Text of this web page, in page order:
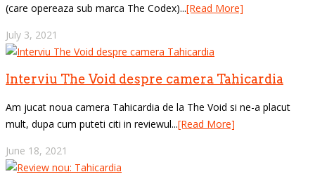
(care opereaza sub marca The Codex)...[Read More]
July 3, 2021
Interviu The Void despre camera Tahicardia
Am jucat noua camera Tahicardia de la The Void si ne-a placut
mult, dupa cum puteti citi in reviewul...[Read More]
June 18, 2021